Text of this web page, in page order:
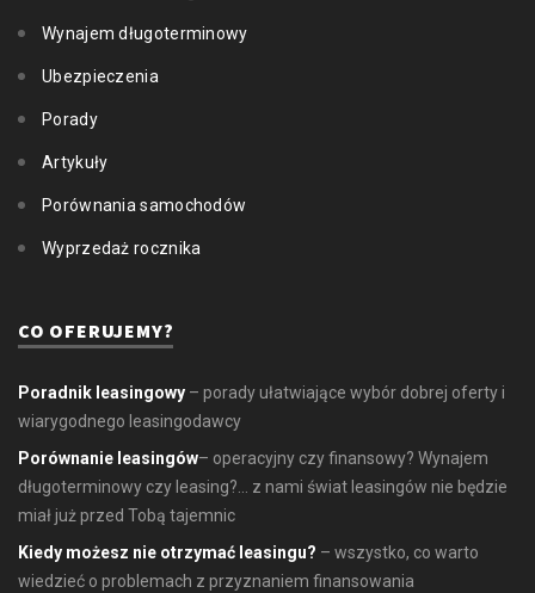
Wynajem długoterminowy
Ubezpieczenia
Porady
Artykuły
Porównania samochodów
Wyprzedaż rocznika
CO OFERUJEMY?
Poradnik leasingowy – porady ułatwiające wybór dobrej oferty i
wiarygodnego leasingodawcy
Porównanie leasingów– operacyjny czy finansowy? Wynajem
długoterminowy czy leasing?... z nami świat leasingów nie będzie
miał już przed Tobą tajemnic
Kiedy możesz nie otrzymać leasingu? – wszystko, co warto
wiedzieć o problemach z przyznaniem finansowania